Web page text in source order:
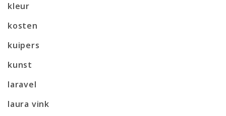
kleur
kosten
kuipers
kunst
laravel
laura vink